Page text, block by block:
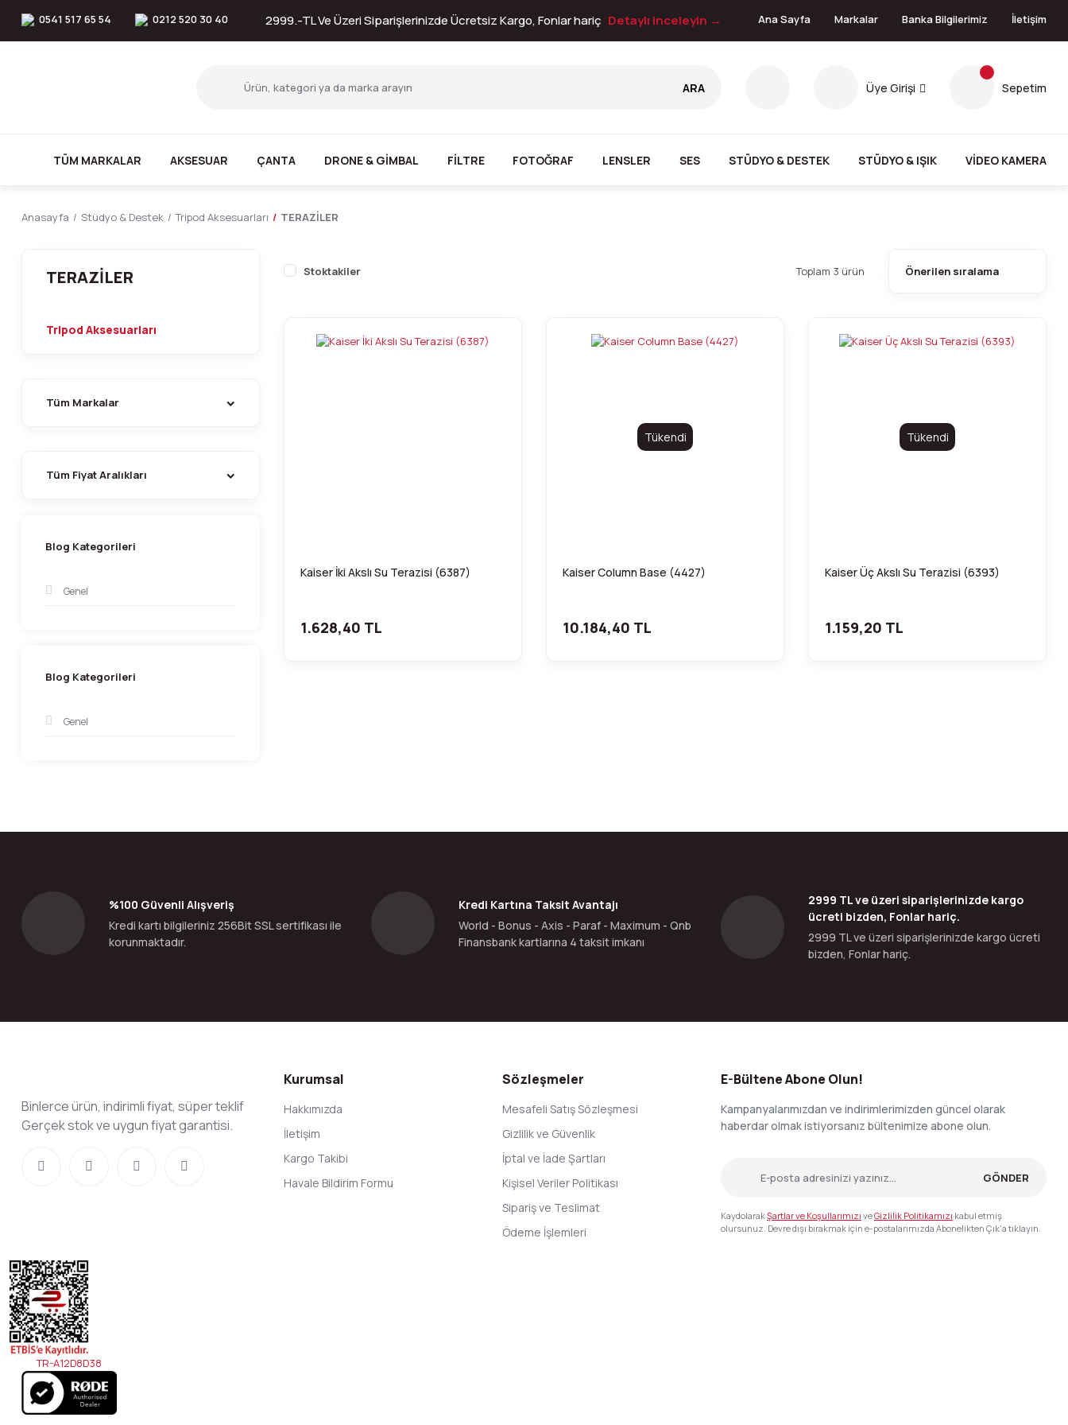
0541 517 65 54 0212 520 30 40 2999.-TL Ve Üzeri Siparişlerinizde Ücretsiz Kargo, Fonlar hariç Detaylı inceleyin → Ana Sayfa Markalar Banka Bilgilerimiz İletişim
ARA Üye Girişi Sepetim
TÜM MARKALAR AKSESUAR ÇANTA DRONE & GİMBAL FİLTRE FOTOĞRAF LENSLER SES STÜDYO & DESTEK STÜDYO & IŞIK VİDEO KAMERA
Anasayfa Stüdyo & Destek Tripod Aksesuarları TERAZİLER
TERAZİLER
Tripod Aksesuarları
Tüm Markalar
Tüm Fiyat Aralıkları
Blog Kategorileri
Genel
Blog Kategorileri
Genel
Stoktakiler Toplam 3 ürün
Kaiser İki Akslı Su Terazisi (6387)
1.628,40 TL
Tükendi
Kaiser Column Base (4427)
10.184,40 TL
Tükendi
Kaiser Üç Akslı Su Terazisi (6393)
1.159,20 TL
%100 Güvenli Alışveriş
Kredi kartı bilgileriniz 256Bit SSL sertifikası ile
korunmaktadır.
Kredi Kartına Taksit Avantajı
World - Bonus - Axis - Paraf - Maximum - Qnb
Finansbank kartlarına 4 taksit imkanı
2999 TL ve üzeri siparişlerinizde kargo
ücreti bizden, Fonlar hariç.
2999 TL ve üzeri siparişlerinizde kargo ücreti
bizden, Fonlar hariç.
Binlerce ürün, indirimli fiyat, süper teklif
Gerçek stok ve uygun fiyat garantisi.
Kurumsal
Hakkımızda
İletişim
Kargo Takibi
Havale Bildirim Formu
Sözleşmeler
Mesafeli Satış Sözleşmesi
Gizlilik ve Güvenlik
İptal ve İade Şartları
Kişisel Veriler Politikası
Sipariş ve Teslimat
Ödeme İşlemleri
E-Bültene Abone Olun!
Kampanyalarımızdan ve indirimlerimizden güncel olarak
haberdar olmak istiyorsanız bültenimize abone olun.
GÖNDER
KaydolarakŞartlar ve Koşullarımızı veGizlilik Politikamızı kabul etmiş
olursunuz. Devre dışı bırakmak için e-postalarımızda Abonelikten Çık'a tıklayın.
TR-A12D8D38